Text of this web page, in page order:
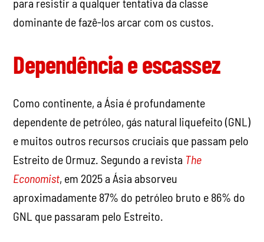
dominante de fazê-los arcar com os custos.
Dependência e escassez
Como continente, a Ásia é profundamente
dependente de petróleo, gás natural liquefeito (GNL)
e muitos outros recursos cruciais que passam pelo
Estreito de Ormuz. Segundo a revista The
Economist, em 2025 a Ásia absorveu
aproximadamente 87% do petróleo bruto e 86% do
GNL que passaram pelo Estreito.